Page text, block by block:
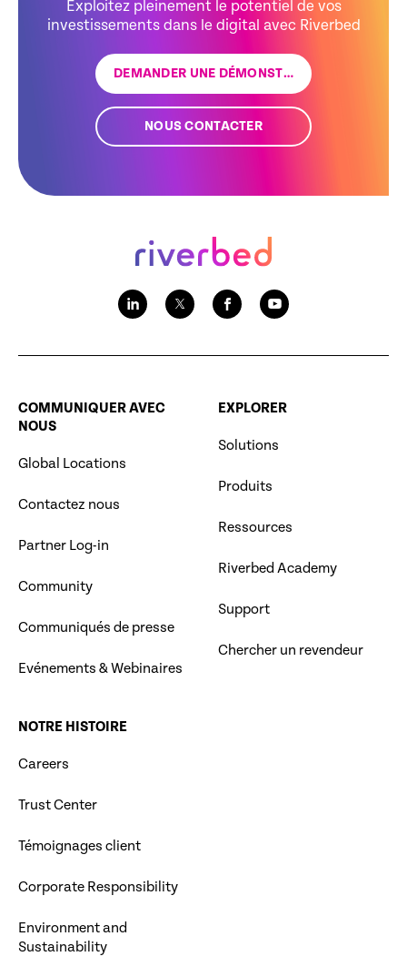
Exploitez pleinement le potentiel de vos
investissements dans le digital avec Riverbed
DEMANDER UNE DÉMONSTRATION
NOUS CONTACTER
COMMUNIQUER AVEC
NOUS
Global Locations
Contactez nous
Partner Log-in
Community
Communiqués de presse
Evénements & Webinaires
EXPLORER
Solutions
Produits
Ressources
Riverbed Academy
Support
Chercher un revendeur
NOTRE HISTOIRE
Careers
Trust Center
Témoignages client
Corporate Responsibility
Environment and
Sustainability